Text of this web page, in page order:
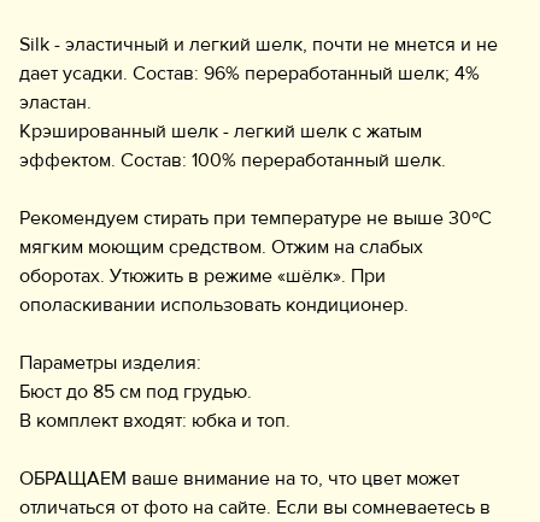
Silk - эластичный и легкий шелк, почти не мнется и не
дает усадки. Состав: 96% переработанный шелк; 4%
эластан.
Крэшированный шелк - легкий шелк с жатым
эффектом. Состав: 100% переработанный шелк.
Рекомендуем стирать при температуре не выше 30ºС
мягким моющим средством. Отжим на слабых
оборотах. Утюжить в режиме «шёлк». При
ополаскивании использовать кондиционер.
Параметры изделия:
Бюст до 85 см под грудью.
В комплект входят: юбка и топ.
ОБРАЩАЕМ ваше внимание на то, что цвет может
отличаться от фото на сайте. Если вы сомневаетесь в